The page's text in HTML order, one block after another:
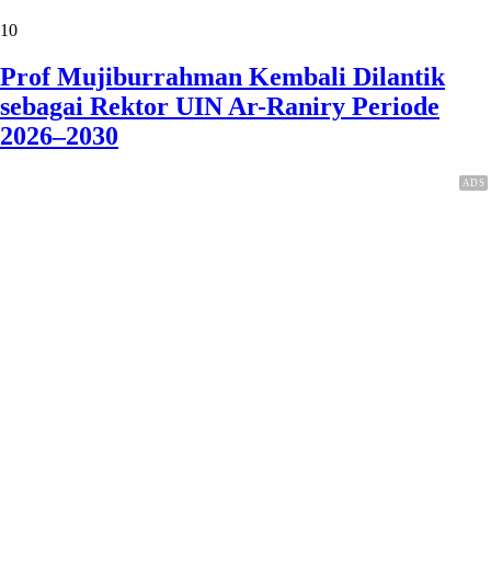
10
Prof Mujiburrahman Kembali Dilantik
sebagai Rektor UIN Ar-Raniry Periode
2026–2030